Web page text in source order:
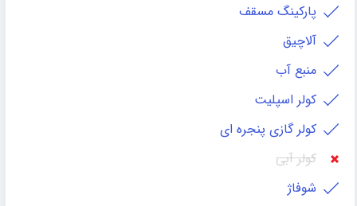
پارکینگ مسقف
آلاچیق
منبع آب
کولر اسپلیت
کولر گازی پنجره ای
کولر آبی
شوفاژ